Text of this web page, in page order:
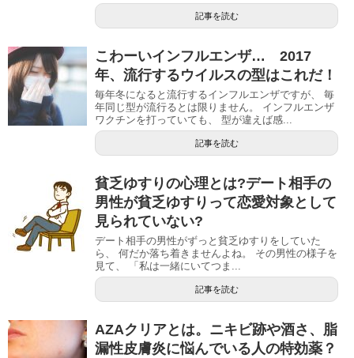
記事を読む
こわーいインフルエンザ… 2017
年、流行するウイルスの型はこれだ！
毎年冬になると流行するインフルエンザですが、 毎
年同じ型が流行るとは限りません。 インフルエンザ
ワクチンを打っていても、 型が違えば感...
記事を読む
貧乏ゆすりの心理とは?デート相手の
男性が貧乏ゆすりって恋愛対象として
見られていない?
デート相手の男性がずっと貧乏ゆすりをしていた
ら、 何だか落ち着きませんよね。 その男性の様子を
見て、 「私は一緒にいてつま...
記事を読む
AZAクリアとは。ニキビ跡や酒さ、脂
漏性皮膚炎に悩んでいる人の特効薬？